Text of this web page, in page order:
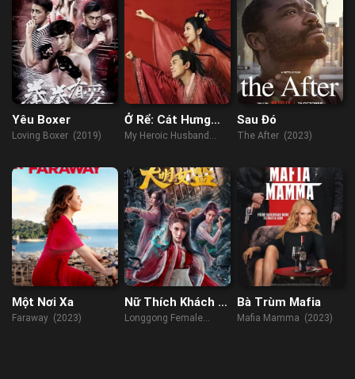
Yêu Boxer
Loving Boxer (2019)
Ở Rể: Cát Hưng
Cao Chiếu
My Heroic Husband
Sau Đó
The After (2023)
Một Nơi Xa
Faraway (2023)
Nữ Thích Khách Ở
Long Cung: Nhà
Longgong Female
Bà Trùm Mafia
Mafia Mamma (2023)